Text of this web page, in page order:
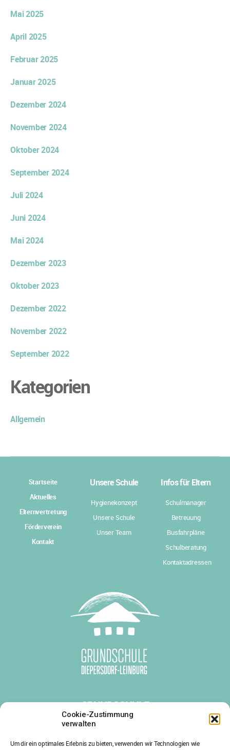
Cookie-Zustimmung
verwalten
Um dir ein optimales Erlebnis zu bieten, verwenden wir Technologien wie
Mai 2025
April 2025
Februar 2025
Januar 2025
Dezember 2024
November 2024
Oktober 2024
September 2024
Juli 2024
Juni 2024
Mai 2024
Dezember 2023
Oktober 2023
Dezember 2022
November 2022
September 2022
Kategorien
Allgemein
Startseite
Aktuelles
Elternvertretung
Förderverein
Kontakt
Unsere Schule
Hygienekonzept
Unsere Schule
Unser Team
Infos für Eltern
Schulmanager
Betreuung
Busfahrpläne
Schulberatung
Kontaktadressen
GRUNDSCHULE
DIEPERSDORF-LEINBURG
91227 Leinburg